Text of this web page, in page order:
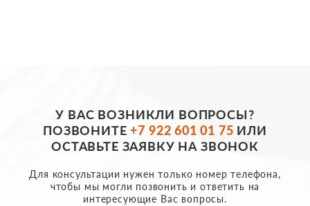
У ВАС ВОЗНИКЛИ ВОПРОСЫ?
ПОЗВОНИТЕ+7 922 601 01 75 ИЛИ
ОСТАВЬТЕ ЗАЯВКУ НА ЗВОНОК
Для консультации нужен только номер телефона,
чтобы мы могли позвонить и ответить на
интересующие Вас вопросы.